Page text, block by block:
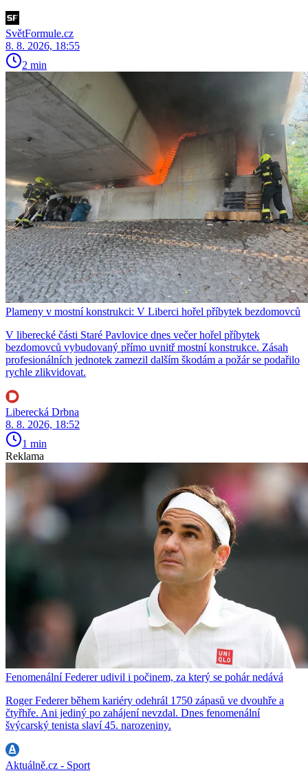
SvětFormule.cz
8. 8. 2026, 18:55
2 min
Plameny v mostní konstrukci: V Liberci hořel příbytek bezdomovců
V liberecké části Staré Pavlovice dnes večer hořel příbytek
bezdomovců vybudovaný přímo uvnitř mostní konstrukce. Zásah
profesionálních jednotek zamezil dalším škodám a požár se podařilo
rychle zlikvidovat.
Liberecká Drbna
8. 8. 2026, 18:52
1 min
Reklama
Fenomenální Federer udivil i počinem, za který se pohár nedává
Roger Federer během kariéry odehrál 1750 zápasů ve dvouhře a
čtyřhře. Ani jediný po zahájení nevzdal. Dnes fenomenální
švýcarský tenista slaví 45. narozeniny.
Aktuálně.cz - Sport